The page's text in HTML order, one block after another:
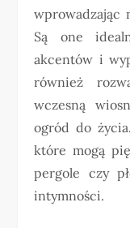
wprowadzając
Są one
akcentów i
również
wczesną
ogród do
które mogą
pergole czy
intymności.